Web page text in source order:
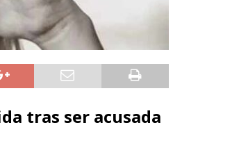
tras ser acusada